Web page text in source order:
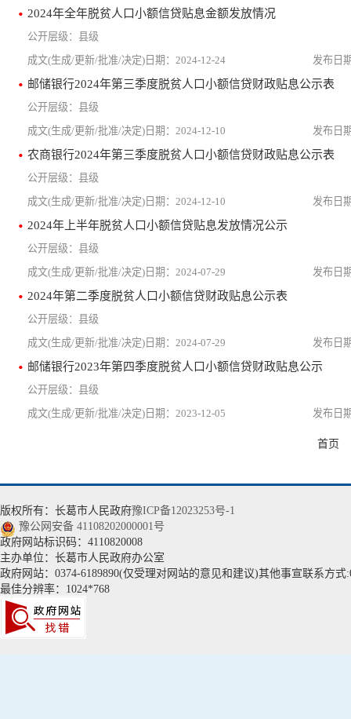
2024年全年脱贫人口小额信贷贴息金额发放情况
县级
2024-12-24
邮储银行2024年第三季度脱贫人口小额信贷财政贴息公示表
县级
2024-12-10
农商银行2024年第三季度脱贫人口小额信贷财政贴息公示表
县级
2024-12-10
2024年上半年脱贫人口小额信贷贴息发放情况公示
县级
2024-07-29
2024年第二季度脱贫人口小额信贷财政贴息公示表
县级
2024-07-29
邮储银行2023年第四季度脱贫人口小额信贷财政贴息公示
县级
2023-12-05
首页
版权所有：长葛市人民政府豫ICP备12023253号-1
豫公网安备 41108202000001号
政府网站标识码：4110820008
主办单位：长葛市人民政府办公室
政府网站：0374-6189890(仅受理对网站的意见和建议)其他事宣联系方式
最佳分辨率：1024*768